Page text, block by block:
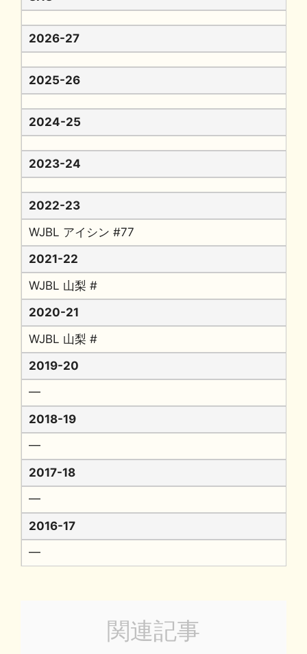
2026-27
2025-26
2024-25
2023-24
2022-23
WJBL アイシン #77
2021-22
WJBL 山梨 #
2020-21
WJBL 山梨 #
2019-20
━
2018-19
━
2017-18
━
2016-17
━
関連記事